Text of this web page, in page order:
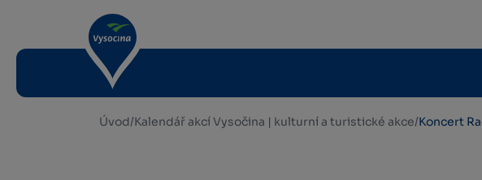
Úvod/Kalendář akcí Vysočina | kulturní a turistické akce/Koncert